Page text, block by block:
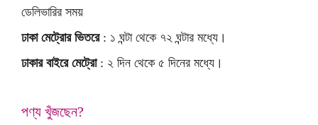
ডেলিভারির সময়
ঢাকা মেট্রোর ভিতরে: ১ ঘন্টা থেকে ৭২ ঘন্টার মধ্যে।
ঢাকার বাইরে মেট্রো: ২ দিন থেকে ৫ দিনের মধ্যে।
পণ্য খুঁজছেন?